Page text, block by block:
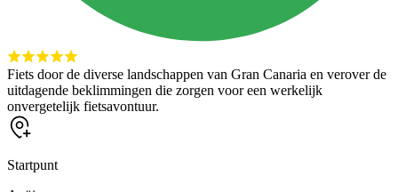
Fiets door de diverse landschappen van Gran Canaria en verover de
uitdagende beklimmingen die zorgen voor een werkelijk
onvergetelijk fietsavontuur.
Startpunt